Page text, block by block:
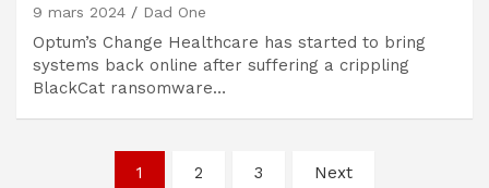
9 mars 2024 Dad One
Optum’s Change Healthcare has started to bring
systems back online after suffering a crippling
BlackCat ransomware…
Navigation
1 2 3 Next